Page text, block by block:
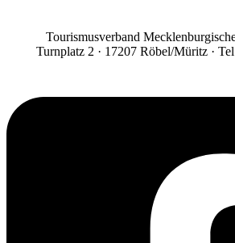
Tourismusverband
Turnplatz 2 · 17207 Röbel/Müritz ·